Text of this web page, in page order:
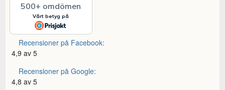
Recensioner på Facebook:
4,9 av 5
Recensioner på Google:
4,8 av 5